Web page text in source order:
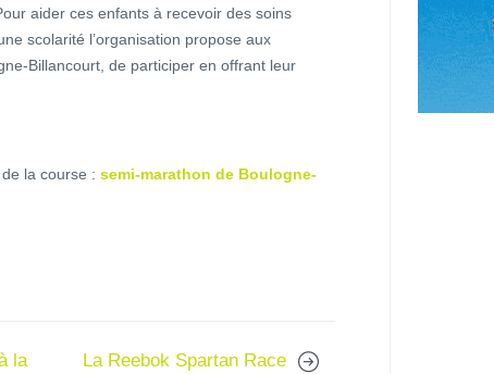
aider ces enfants à recevoir des soins
scolarité l’organisation propose aux
Billancourt, de participer en offrant leur
la course : semi-marathon de Boulogne-
la
La Reebok Spartan Race